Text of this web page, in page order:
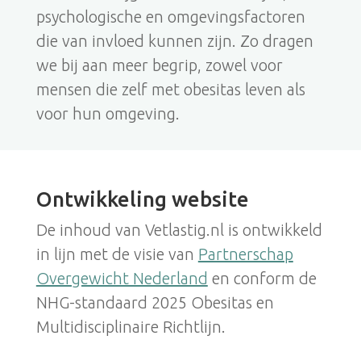
psychologische en omgevingsfactoren
die van invloed kunnen zijn. Zo dragen
we bij aan meer begrip, zowel voor
mensen die zelf met obesitas leven als
voor hun omgeving.
Ontwikkeling website
De inhoud van Vetlastig.nl is ontwikkeld
in lijn met de visie van Partnerschap
Overgewicht Nederland en conform de
NHG-standaard 2025 Obesitas en
Multidisciplinaire Richtlijn.